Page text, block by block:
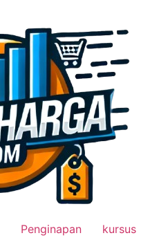
Penginapan
kursus